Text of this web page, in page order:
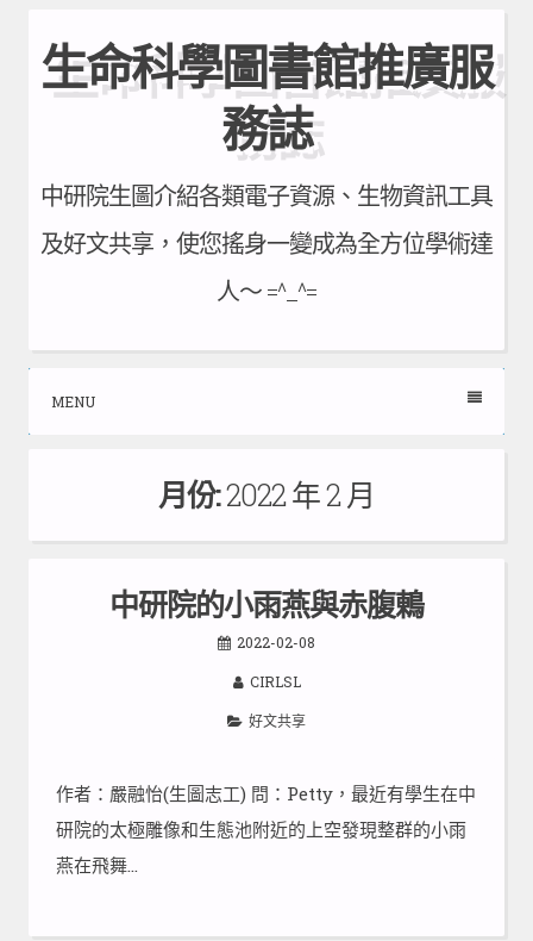
to
content
生命科學圖書館推廣服
務誌
中研院生圖介紹各類電子資源、生物資訊工具
及好文共享，使您搖身一變成為全方位學術達
人～ =^_^=
MENU
月份:2022 年 2 月
中研院的小雨燕與赤腹鶇
2022-02-08
CIRLSL
好文共享
作者：嚴融怡(生圖志工) 問：Petty，最近有學生在中
研院的太極雕像和生態池附近的上空發現整群的小雨
燕在飛舞…